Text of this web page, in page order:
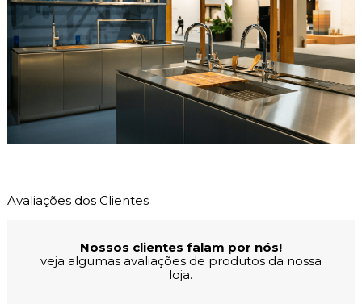
Avaliações dos Clientes
Nossos clientes falam por nós!
veja algumas avaliações de produtos da nossa
loja.